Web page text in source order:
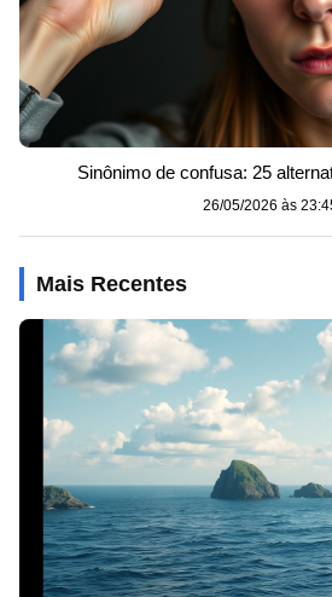
Sinônimo de confusa: 25
26/05/2026 às
Mais Recentes